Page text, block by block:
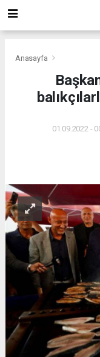
Anasayfa
01.09.2022 -